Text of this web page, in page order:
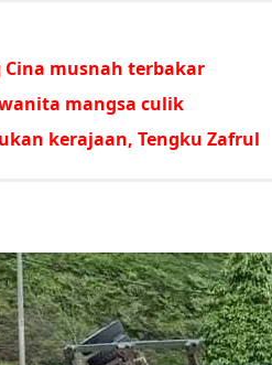
musnah terbakar
mangsa culik
kerajaan, Tengku Zafrul